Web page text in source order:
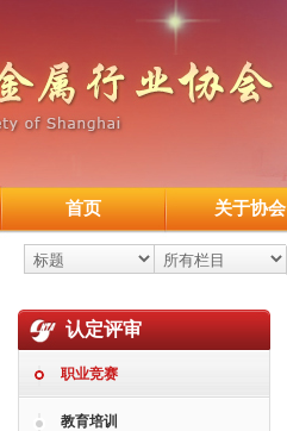
首页 关于协会
认定评审
职业竞赛
教育培训